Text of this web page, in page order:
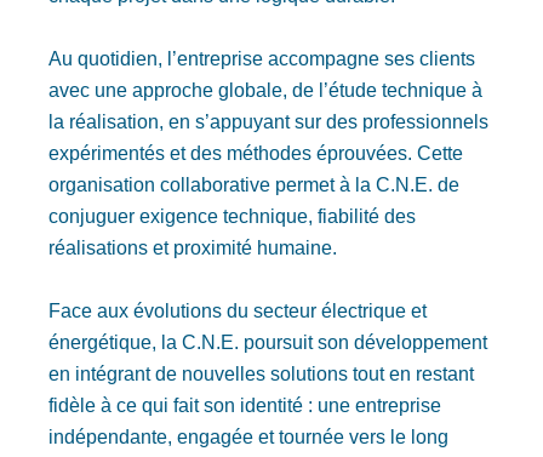
Au quotidien, l’entreprise accompagne ses clients
avec une approche globale, de l’étude technique à
la réalisation, en s’appuyant sur des professionnels
expérimentés et des méthodes éprouvées. Cette
organisation collaborative permet à la C.N.E. de
conjuguer exigence technique, fiabilité des
réalisations et proximité humaine.
Face aux évolutions du secteur électrique et
énergétique, la C.N.E. poursuit son développement
en intégrant de nouvelles solutions tout en restant
fidèle à ce qui fait son identité : une entreprise
indépendante, engagée et tournée vers le long